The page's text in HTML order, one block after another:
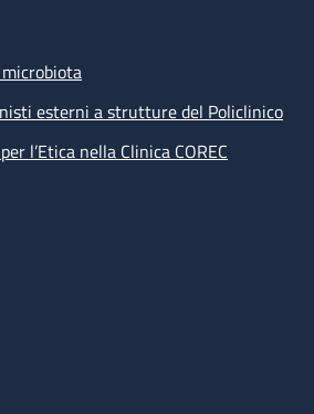
esterni a strutture del Policlinico
l’Etica nella Clinica COREC